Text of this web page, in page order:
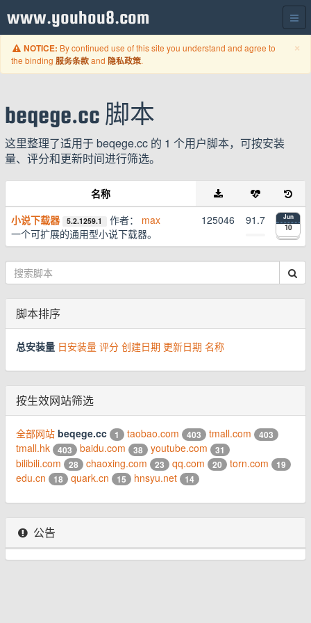
www.youhou8.com
×
NOTICE: By continued use of this site you understand and agree to
the binding 服务条款and 隐私政策.
beqege.cc 脚本
这里整理了适用于 beqege.cc 的 1 个用户脚本，可按安装
量、评分和更新时间进行筛选。
名称
小说下载器
5.2.1259.1 作者： max
一个可扩展的通用型小说下载器。
125046 91.7 Jun
10
脚本排序
总安装量 日安装量 评分 创建日期 更新日期 名称
按生效网站筛选
全部网站 beqege.cc 1 taobao.com 403 tmall.com 403
tmall.hk 403 baidu.com 38 youtube.com 31
bilibili.com 28 chaoxing.com 23 qq.com 20 torn.com 19
edu.cn 18 quark.cn 15 hnsyu.net 14
公告